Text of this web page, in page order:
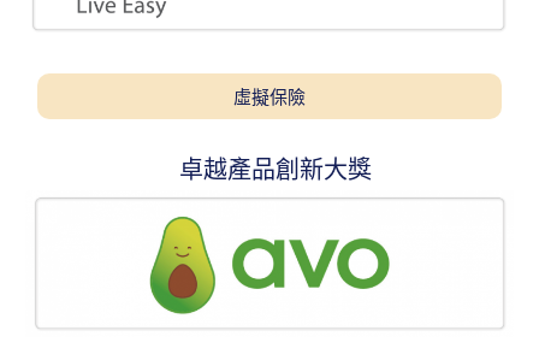
虛擬保險
卓越產品創新大獎